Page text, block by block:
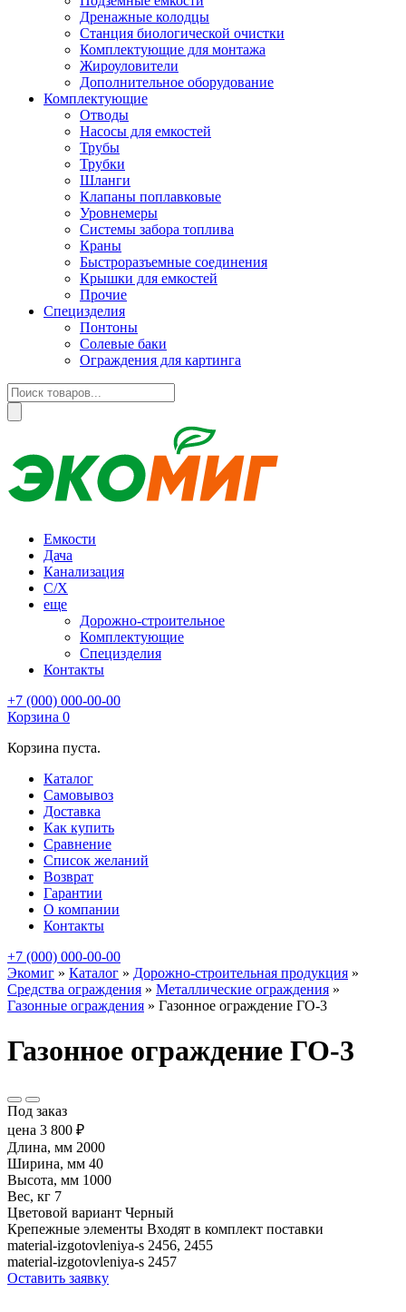
Дренажные колодцы
Станция биологической очистки
Комплектующие для монтажа
Жироуловители
Дополнительное оборудование
Комплектующие
Отводы
Насосы для емкостей
Трубы
Трубки
Шланги
Клапаны поплавковые
Уровнемеры
Системы забора топлива
Краны
Быстроразъемные соединения
Крышки для емкостей
Прочие
Специзделия
Понтоны
Солевые баки
Ограждения для картинга
Поиск
товаров
Емкости
Дача
Канализация
С/Х
еще
Дорожно-строительное
Комплектующие
Специзделия
Контакты
+7 (000) 000-00-00
Корзина 0
Корзина пуста.
Каталог
Самовывоз
Доставка
Как купить
Сравнение
Список желаний
Возврат
Гарантии
О компании
Контакты
+7 (000) 000-00-00
Экомиг » Каталог » Дорожно-строительная продукция »
Средства ограждения » Металлические ограждения »
Газонные ограждения » Газонное ограждение ГО-3
Газонное ограждение ГО-3
Под заказ
цена 3 800 ₽
Длина, мм 2000
Ширина, мм 40
Высота, мм 1000
Вес, кг 7
Цветовой вариант Черный
Крепежные элементы Входят в комплект поставки
material-izgotovleniya-s 2456, 2455
material-izgotovleniya-s 2457
Оставить заявку